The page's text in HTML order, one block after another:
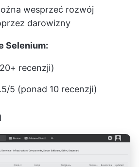
wesprzeć rozwój
darowizny
Selenium:
recenzji)
5 (ponad 10 recenzji)